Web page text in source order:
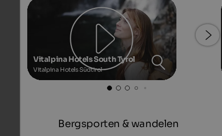
Vitalpina Hotels South Tyrol
Vitalpina Hotels Südtirol
Bergsporten & wandelen